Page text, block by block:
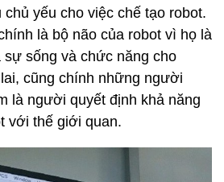
yếu cho việc chế tạo robot.
là bộ não của robot vì họ là
sống và chức năng cho
cũng chính những người
là người quyết định khả năng
với thế giới quan.